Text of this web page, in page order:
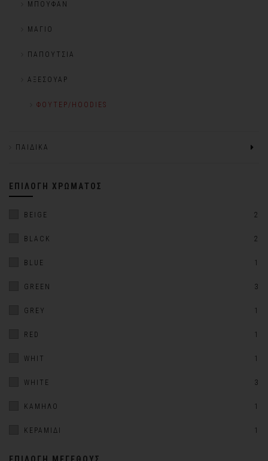
ΜΠΟΥΦΆΝ
ΜΑΓΙΌ
ΠΑΠΟΎΤΣΙΑ
ΑΞΕΣΟΥΆΡ
ΦΟΎΤΕΡ/HOODIES
ΠΑΙΔΙΚΆ
ΕΠΙΛΟΓΉ ΧΡΏΜΑΤΟΣ
BEIGE 2
BLACK 2
BLUE 1
GREEN 3
GREY 1
RED 1
WHIT 1
WHITE 3
ΚΑΜΗΛΌ 1
ΚΕΡΑΜΙΔΊ 1